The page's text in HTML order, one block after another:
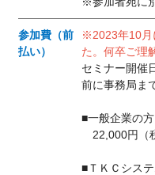
参加費（前
払い）
※2023年10月
た。何卒ご理
セミナー開催
前に事務局ま
■一般企業の方
22,000円（
■ＴＫＣシス